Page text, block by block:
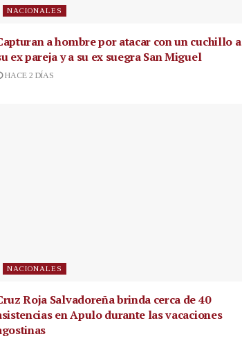
NACIONALES
a hombre por atacar con un cuchillo a
ex pareja y a su ex suegra San Miguel
HACE 2 DÍAS
NACIONALES
Roja Salvadoreña brinda cerca de 40
en Apulo durante las vacaciones